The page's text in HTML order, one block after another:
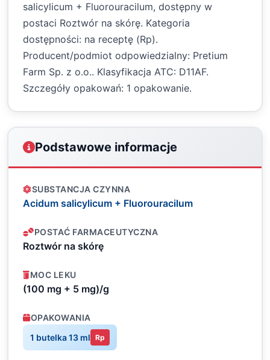
salicylicum + Fluorouracilum, dostępny w
postaci Roztwór na skórę. Kategoria
dostępności: na receptę (Rp).
Producent/podmiot odpowiedzialny: Pretium
Farm Sp. z o.o.. Klasyfikacja ATC: D11AF.
Szczegóły opakowań: 1 opakowanie.
Podstawowe informacje
SUBSTANCJA CZYNNA
Acidum salicylicum + Fluorouracilum
POSTAĆ FARMACEUTYCZNA
Roztwór na skórę
MOC LEKU
(100 mg + 5 mg)/g
OPAKOWANIA
1 butelka 13 ml Rp